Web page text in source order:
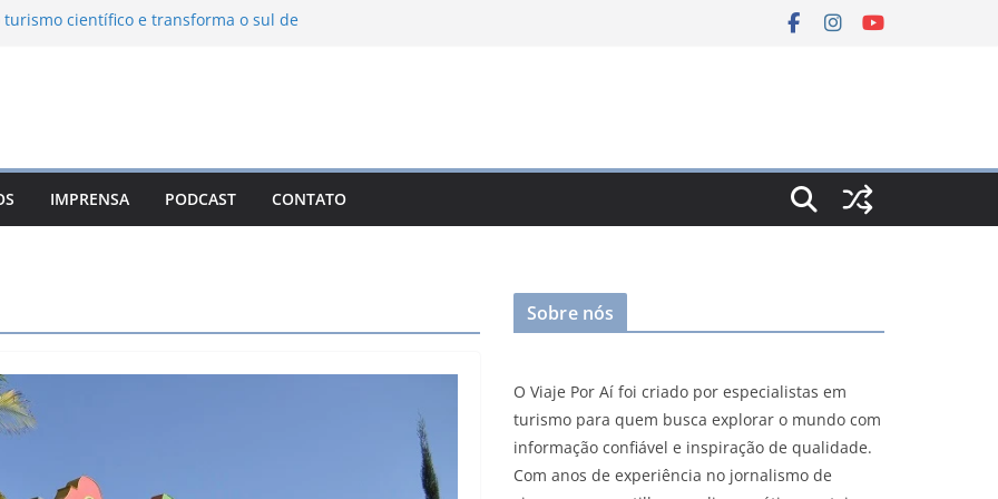
científico e transforma o sul de
das serras brasileiras
Ambiental Immensità bate recorde de
do Jordão
León: o Pueblo Mágico com ruas
e turismo à beira da represa
IMPRENSA PODCAST CONTATO
Sobre nós
O Viaje Por Aí foi criado por especialistas em
turismo para quem busca explorar o mundo com
informação confiável e inspiração de qualidade.
Com anos de experiência no jornalismo de